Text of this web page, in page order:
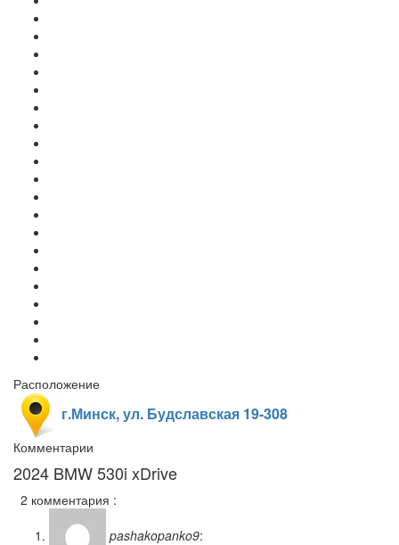
Расположение
г.Минск, ул. Будславская 19-308
Комментарии
2024 BMW 530i xDrive
2 комментария :
pashakopanko9: